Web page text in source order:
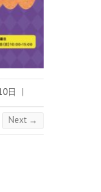
日 |
Next →